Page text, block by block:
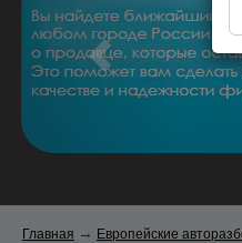
Главная → Европейские